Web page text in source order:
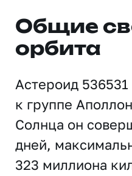
Общие
орбита
Астероид 536531
к группе
Солнца он
дней,
323 миллиона